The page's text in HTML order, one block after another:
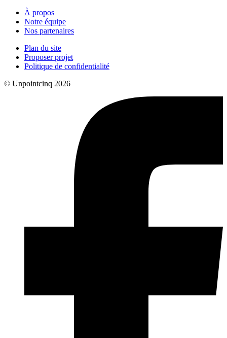
À propos
Notre équipe
Nos partenaires
Plan du site
Proposer projet
Politique de confidentialité
© Unpointcinq 2026